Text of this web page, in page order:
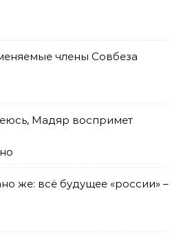
члены Совбеза
Мадяр воспримет
же: всё будущее «россии» –